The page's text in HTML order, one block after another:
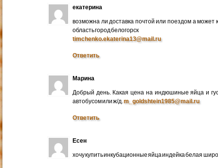
екатерина
возможна ли доставка почтой или поездом а
область город белогорск
timchenko.ekaterina13@mail.ru
Ответить
Марина
Добрый день. Какая цена на индюшиные яйца и
автобусом или ж/д.m_goldshtein1985@mail.ru
Ответить
Есен
хочу купить инкубационные яйца индейка белая